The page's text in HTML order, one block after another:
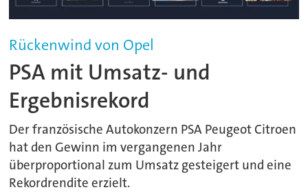
Rückenwind von Opel
PSA mit Umsatz- und
Ergebnisrekord
Der französische Autokonzern PSA Peugeot Citroen
hat den Gewinn im vergangenen Jahr
überproportional zum Umsatz gesteigert und eine
Rekordrendite erzielt.